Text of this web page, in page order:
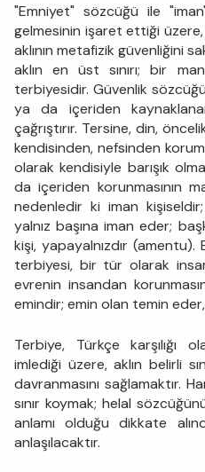
"Emniyet" sözcüğü ile
gelmesinin işaret ettiği
aklının metafizik güvenliğini
aklın en üst sınırı; bir
terbiyesidir. Güvenlik
ya da içeriden
çağrıştırır. Tersine, din,
kendisinden, nefsinden
olarak kendisiyle barışık
da içeriden korunmasının
nedenledir ki iman
yalnız başına iman eder;
kişi, yapayalnızdır (amentu).
terbiyesi, bir tür olarak
evrenin insandan
emindir; emin olan temin
Terbiye, Türkçe karşılığı
imlediği üzere, aklın belirli
davranmasını sağlamaktır.
sınır koymak; helal
anlamı olduğu dikkate
anlaşılacaktır.